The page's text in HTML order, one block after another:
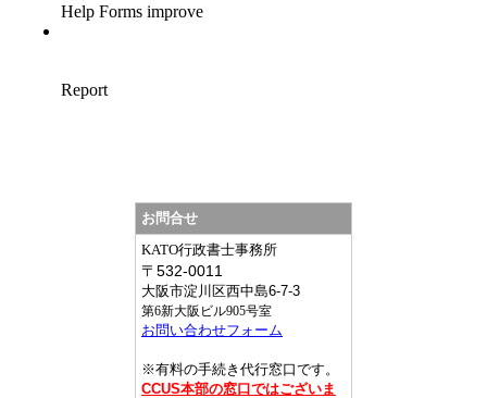
お問合せ
KATO行政書士事務所
〒 532-0011
大阪市淀川区西中島6-7-3
第6新大阪ビル905号室
お問い合わせフォーム
※有料の手続き代行窓口です。
CCUS本部の窓口ではございま